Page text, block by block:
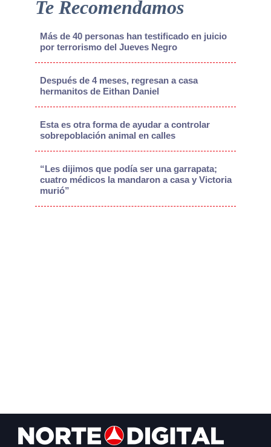
Te Recomendamos
Más de 40 personas han testificado en juicio
por terrorismo del Jueves Negro
Después de 4 meses, regresan a casa
hermanitos de Eithan Daniel
Esta es otra forma de ayudar a controlar
sobrepoblación animal en calles
“Les dijimos que podía ser una garrapata;
cuatro médicos la mandaron a casa y Victoria
murió”
Footer